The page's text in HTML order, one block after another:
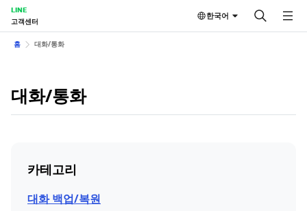
LINE
고객센터
한국어
홈 대화/통화
대화/통화
카테고리
대화 백업/복원